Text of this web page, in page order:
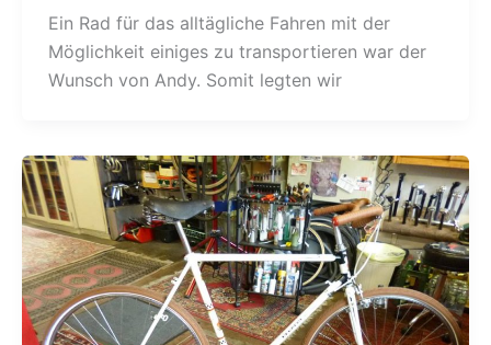
Ein Rad für das alltägliche Fahren mit der
Möglichkeit einiges zu transportieren war der
Wunsch von Andy. Somit legten wir